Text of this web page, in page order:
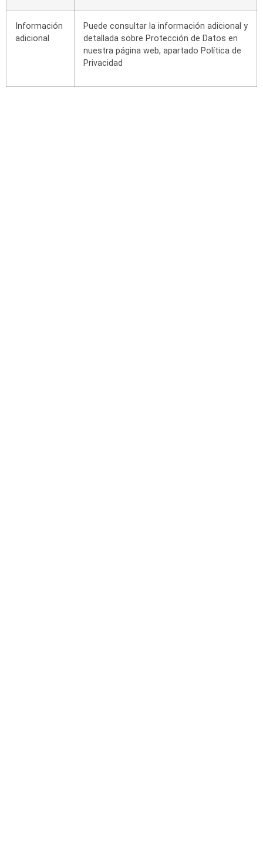
Información
adicional
Puede consultar la información adicional y
detallada sobre Protección de Datos en
nuestra página web, apartado Política de
Privacidad